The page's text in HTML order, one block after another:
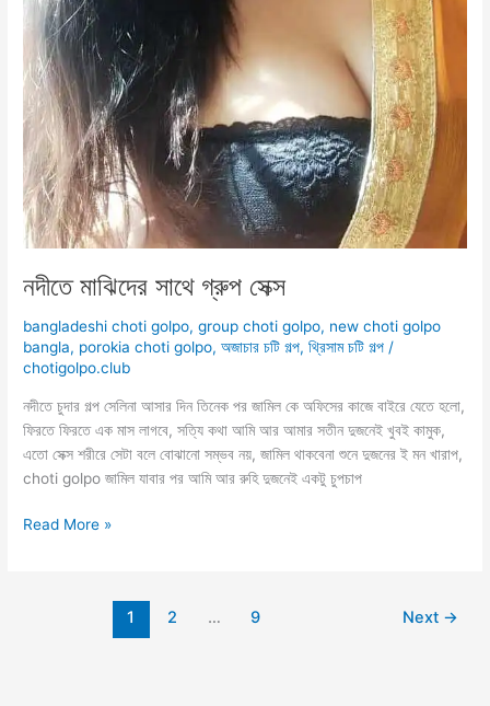
নদীতে মাঝিদের সাথে গ্রুপ সেক্স
bangladeshi choti golpo,group choti golpo, new choti golpo
bangla, porokia choti golpo,অজাচার চটি গল্প,থ্রিসাম চটি গল্প /
chotigolpo.club
নদীতে চুদার গল্প সেলিনা আসার দিন তিনেক পর জামিল কে অফিসের কাজে বাইরে যেতে হলো,
ফিরতে ফিরতে এক মাস লাগবে, সত্যি কথা আমি আর আমার সতীন দুজনেই খুবই কামুক,
এতো সেক্স শরীরে সেটা বলে বোঝানো সম্ভব নয়, জামিল থাকবেনা শুনে দুজনের ই মন খারাপ,
choti golpo জামিল যাবার পর আমি আর রুহি দুজনেই একটু চুপচাপ
নদীতে
Read More »
1 2 … 9 Next →